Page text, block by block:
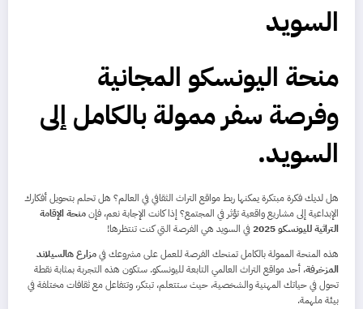
السويد
منحة اليونسكو المجانية
وفرصة سفر ممولة بالكامل إلى
السويد.
هل لديك فكرة مبتكرة يمكنها ربط مواقع التراث الثقافي في العالم؟ هل تحلم بتحويل أفكارك
الإبداعية إلى مشاريع واقعية تؤثر في المجتمع؟ إذا كانت الإجابة نعم، فإنمنحة الإقامة
التراثية لليونسكو 2025
في السويد هي الفرصة التي كنت تنتظرها!
هذه المنحة الممولة بالكامل تمنحك الفرصة للعمل على مشروعك فيمزارع هالسيلاند
المزخرفة، أحد مواقع التراث العالمي التابعة لليونسكو. ستكون هذه التجربة بمثابة نقطة
تحول في حياتك المهنية والشخصية، حيث ستتعلم، تبتكر، وتتفاعل مع ثقافات مختلفة في
بيئة ملهمة.